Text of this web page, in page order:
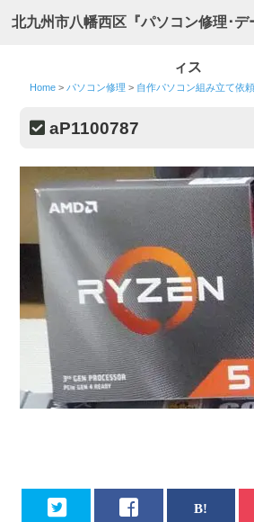
北九州市八幡西区『パソコン修理･デ
ィス
Home > パソコン修理 > 自作パソコン組み立て依頼
aP1100787